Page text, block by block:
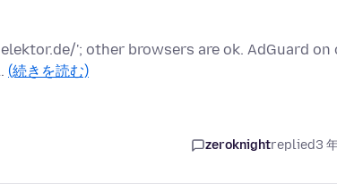
'; other browsers are ok. AdGuard on
(続きを読む)
zeroknightreplied3